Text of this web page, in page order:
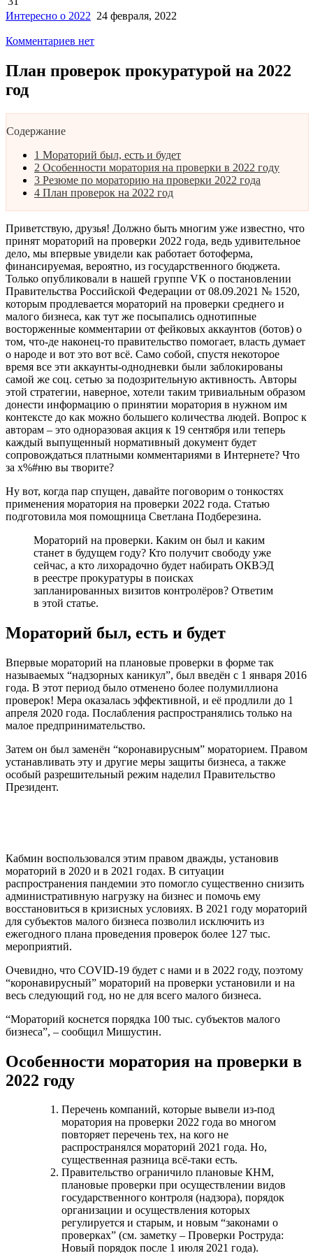
Интересно о 2022 24 февраля, 2022
Комментариев нет
План проверок прокуратурой на 2022
год
Содержание
1 Мораторий был, есть и будет
2 Особенности моратория на проверки в 2022 году
3 Резюме по мораторию на проверки 2022 года
4 План проверок на 2022 год
Приветствую, друзья! Должно быть многим уже известно, что
принят мораторий на проверки 2022 года, ведь удивительное
дело, мы впервые увидели как работает ботоферма,
финансируемая, вероятно, из государственного бюджета.
Только опубликовали в нашей группе VK о постановлении
Правительства Российской Федерации от 08.09.2021 № 1520,
которым продлевается мораторий на проверки среднего и
малого бизнеса, как тут же посыпались однотипные
восторженные комментарии от фейковых аккаунтов (ботов) о
том, что-де наконец-то правительство помогает, власть думает
о народе и вот это вот всё. Само собой, спустя некоторое
время все эти аккаунты-однодневки были заблокированы
самой же соц. сетью за подозрительную активность. Авторы
этой стратегии, наверное, хотели таким тривиальным образом
донести информацию о принятии моратория в нужном им
контексте до как можно большего количества людей. Вопрос к
авторам – это одноразовая акция к 19 сентября или теперь
каждый выпущенный нормативный документ будет
сопровождаться платными комментариями в Интернете? Что
за х%#ню вы творите?
Ну вот, когда пар спущен, давайте поговорим о тонкостях
применения моратория на проверки 2022 года. Статью
подготовила моя помощница Светлана Подберезина.
Мораторий на проверки. Каким он был и каким
станет в будущем году? Кто получит свободу уже
сейчас, а кто лихорадочно будет набирать ОКВЭД
в реестре прокуратуры в поисках
запланированных визитов контролёров? Ответим
в этой статье.
Мораторий был, есть и будет
Впервые мораторий на плановые проверки в форме так
называемых “надзорных каникул”, был введён с 1 января 2016
года. В этот период было отменено более полумиллиона
проверок! Мера оказалась эффективной, и её продлили до 1
апреля 2020 года. Послабления распространялись только на
малое предпринимательство.
Затем он был заменён “коронавирусным” мораторием. Правом
устанавливать эту и другие меры защиты бизнеса, а также
особый разрешительный режим наделил Правительство
Президент.
Кабмин воспользовался этим правом дважды, установив
мораторий в 2020 и в 2021 годах. В ситуации
распространения пандемии это помогло существенно снизить
административную нагрузку на бизнес и помочь ему
восстановиться в кризисных условиях. В 2021 году мораторий
для субъектов малого бизнеса позволил исключить из
ежегодного плана проведения проверок более 127 тыс.
мероприятий.
Очевидно, что COVID-19 будет с нами и в 2022 году, поэтому
“коронавирусный” мораторий на проверки установили и на
весь следующий год, но не для всего малого бизнеса.
“Мораторий коснется порядка 100 тыс. субъектов малого
бизнеса”, – сообщил Мишустин.
Особенности моратория на проверки в
2022 году
Перечень компаний, которые вывели из-под
моратория на проверки 2022 года во многом
повторяет перечень тех, на кого не
распространялся мораторий 2021 года. Но,
существенная разница всё-таки есть.
Правительство ограничило плановые КНМ,
плановые проверки при осуществлении видов
государственного контроля (надзора), порядок
организации и осуществления которых
регулируется и старым, и новым “законами о
проверках” (см. заметку – Проверки Роструда:
Новый порядок после 1 июля 2021 года).